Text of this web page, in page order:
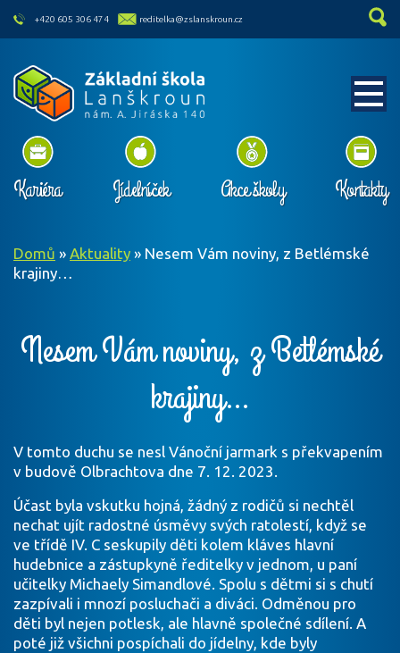
skip to main content
+420 605 306 474 reditelka@zslanskroun.cz
Kariéra Jídelníček Akce školy Kontakty
Domů » Aktuality » Nesem Vám noviny, z Betlémské
krajiny…
Nesem Vám noviny, z Betlémské
krajiny…
V tomto duchu se nesl Vánoční jarmark s překvapením
v budově Olbrachtova dne 7. 12. 2023.
Účast byla vskutku hojná, žádný z rodičů si nechtěl
nechat ujít radostné úsměvy svých ratolestí, když se
ve třídě IV. C seskupily děti kolem kláves hlavní
hudebnice a zástupkyně ředitelky v jednom, u paní
učitelky Michaely Simandlové. Spolu s dětmi si s chutí
zazpívali i mnozí posluchači a diváci. Odměnou pro
děti byl nejen potlesk, ale hlavně společné sdílení. A
poté již všichni pospíchali do jídelny, kde byly